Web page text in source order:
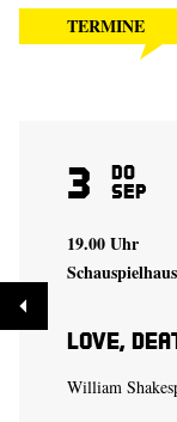
TERMINE
3 Do
Sep
19.00 Uhr
Schauspielhaus
Love,
William